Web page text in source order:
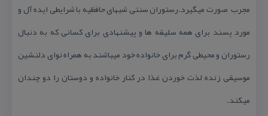
مجرب صورت میگیرد.رستوران سنتی شبهای حافظیه با شرایطی ایده آل و
مورد پسند برای همه سلیقه ها و پیشنهادی برای كسانی كه به دنبال
رستوران و محیطی گرم برای خانواده خود میباشند به همراه نوای دلنشین
موسیقی زنده لذت خوردن غذا در كنار خانواده و دوستان را دو چندان
میكند.